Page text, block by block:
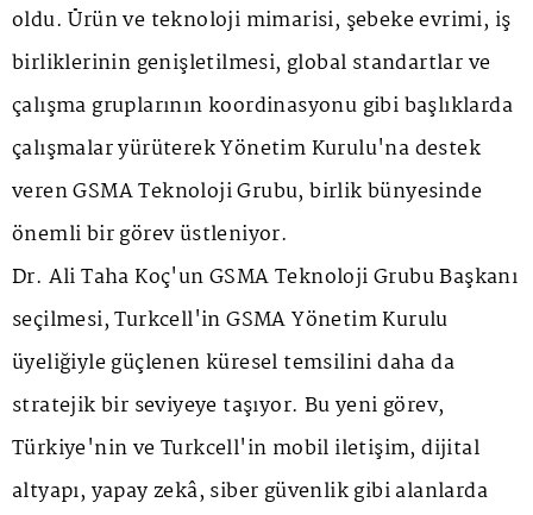
oldu. Ürün ve teknoloji mimarisi, şebeke evrimi, iş
birliklerinin genişletilmesi, global standartlar ve
çalışma gruplarının koordinasyonu gibi başlıklarda
çalışmalar yürüterek Yönetim Kurulu'na destek
veren GSMA Teknoloji Grubu, birlik bünyesinde
önemli bir görev üstleniyor.
Dr. Ali Taha Koç'un GSMA Teknoloji Grubu Başkanı
seçilmesi, Turkcell'in GSMA Yönetim Kurulu
üyeliğiyle güçlenen küresel temsilini daha da
stratejik bir seviyeye taşıyor. Bu yeni görev,
Türkiye'nin ve Turkcell'in mobil iletişim, dijital
altyapı, yapay zekâ, siber güvenlik gibi alanlarda